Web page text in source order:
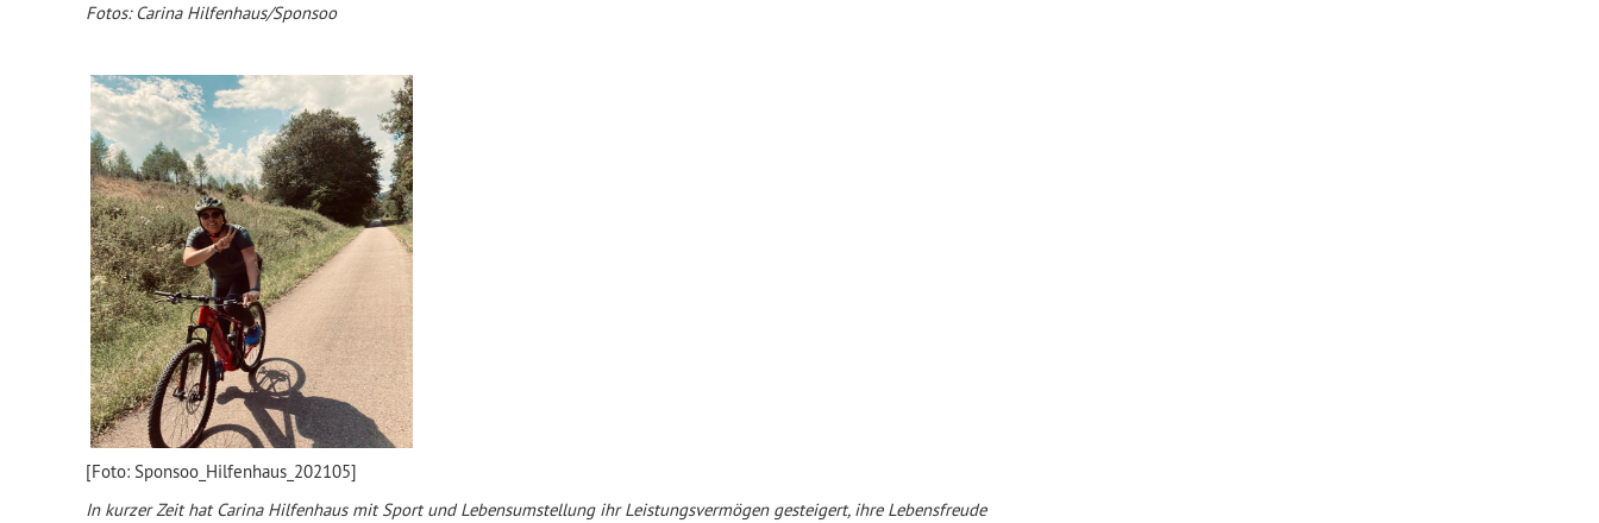
Fotos: Carina Hilfenhaus/Sponsoo
[Foto: Sponsoo_Hilfenhaus_202105]
In kurzer Zeit hat Carina Hilfenhaus mit Sport und Lebensumstellung ihr Leistungsvermögen gesteigert, ihre Lebensfreude